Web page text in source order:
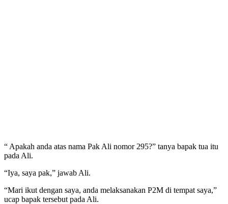
“ Apakah anda atas nama Pak Ali nomor 295?” tanya bapak tua itu
pada Ali.
“Iya, saya pak,” jawab Ali.
“Mari ikut dengan saya, anda melaksanakan P2M di tempat saya,”
ucap bapak tersebut pada Ali.